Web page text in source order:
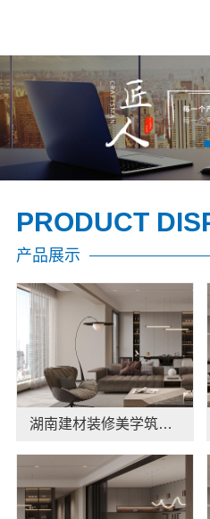
PRODUCT
产品展示
湖南建材装修美学筑家怎么选，对比这3点